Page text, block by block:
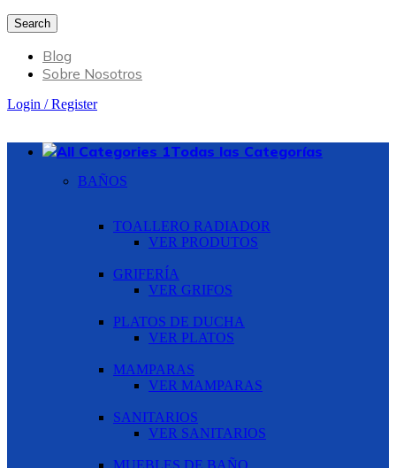
Search
Blog
Sobre Nosotros
Login / Register
Todas las Categorías
BAÑOS
TOALLERO RADIADOR
VER PRODUTOS
GRIFERÍA
VER GRIFOS
PLATOS DE DUCHA
VER PLATOS
MAMPARAS
VER MAMPARAS
SANITARIOS
VER SANITARIOS
MUEBLES DE BAÑO